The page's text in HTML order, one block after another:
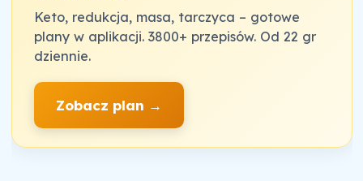
Keto, redukcja, masa, tarczyca – gotowe
plany w aplikacji. 3800+ przepisów. Od 22 gr
dziennie.
Zobacz plan →